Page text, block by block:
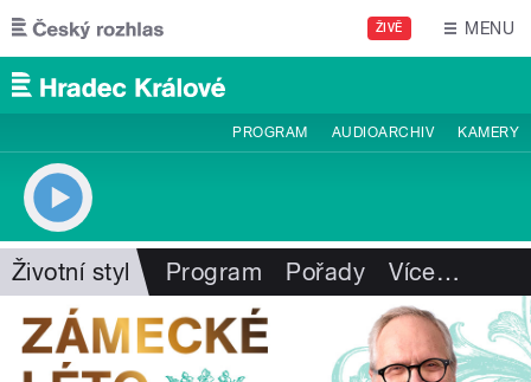
Přejít k hlavnímu obsahu
ŽIVĚ MENU
PROGRAM AUDIOARCHIV KAMERY
Životní styl Program Pořady Více…